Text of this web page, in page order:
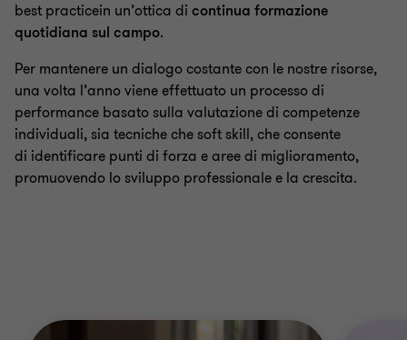
best practicein un’ottica di continua formazione
quotidiana sul campo.
Per mantenere un dialogo costante con le nostre risorse,
una volta l’anno viene effettuato un processo di
performance basato sulla valutazione di competenze
individuali, sia tecniche che soft skill, che consente
di identificare punti di forza e aree di miglioramento,
promuovendo lo sviluppo professionale e la crescita.